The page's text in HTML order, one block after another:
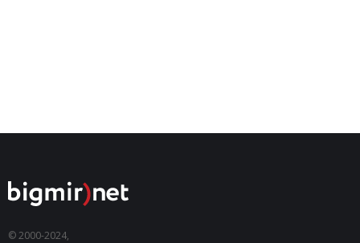
© 2000-2024,